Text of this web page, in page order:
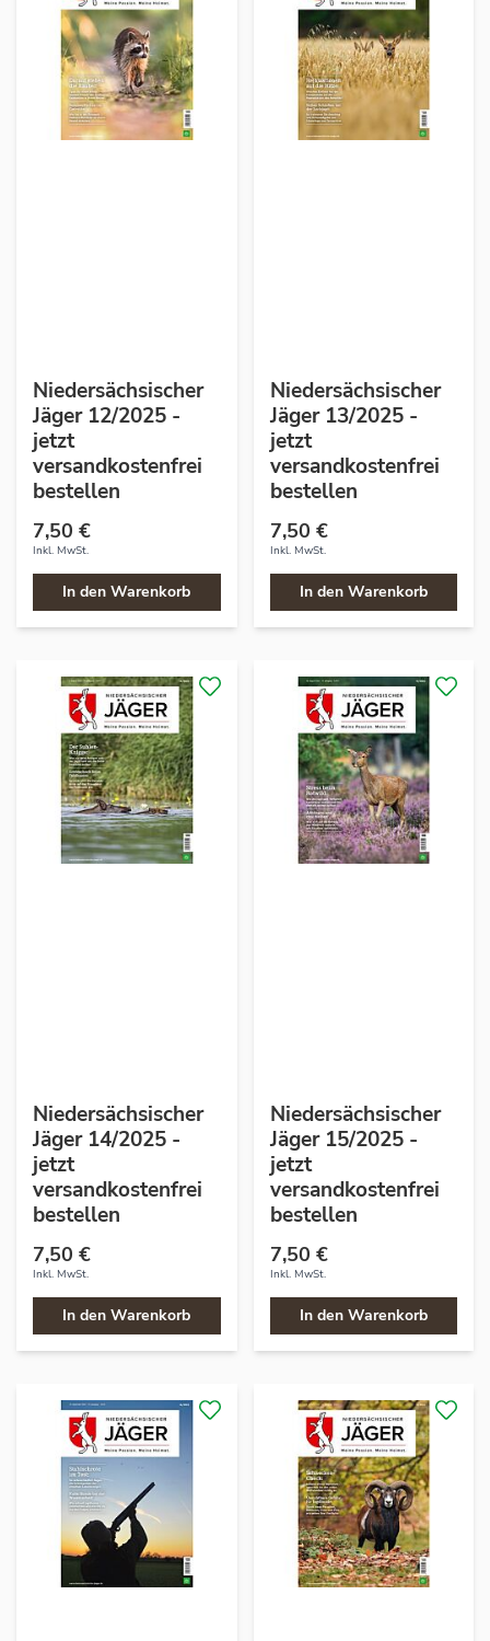
Niedersächsischer
Jäger 12/2025 -
jetzt
versandkostenfrei
bestellen
7,50 €
Inkl. MwSt.
In den Warenkorb
Niedersächsischer
Jäger 13/2025 -
jetzt
versandkostenfrei
bestellen
7,50 €
Inkl. MwSt.
In den Warenkorb
Niedersächsischer
Jäger 14/2025 -
jetzt
versandkostenfrei
bestellen
7,50 €
Inkl. MwSt.
In den Warenkorb
Niedersächsischer
Jäger 15/2025 -
jetzt
versandkostenfrei
bestellen
7,50 €
Inkl. MwSt.
In den Warenkorb